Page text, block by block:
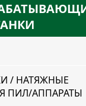
/ НАТЯЖНЫЕ
ПИЛ/АППАРАТЫ